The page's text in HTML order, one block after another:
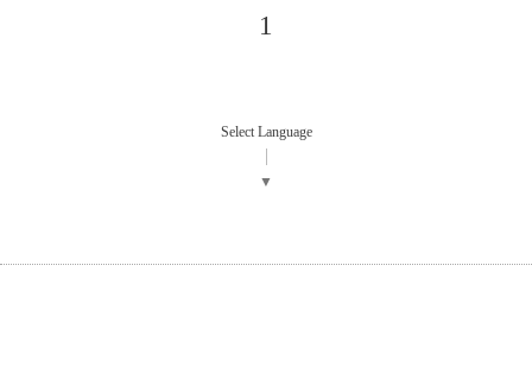
1
Select Language
▼